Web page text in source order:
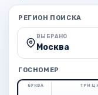
РЕГИОН ПОИСКА
ВЫБРАНО
Москва
ГОСНОМЕР
БУКВА ТРИ